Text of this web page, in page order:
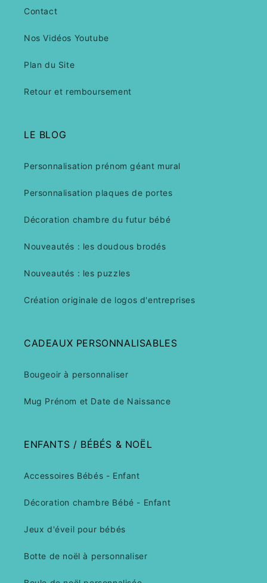
Contact
Nos Vidéos Youtube
Plan du Site
Retour et remboursement
LE BLOG
Personnalisation prénom géant mural
Personnalisation plaques de portes
Décoration chambre du futur bébé
Nouveautés : les doudous brodés
Nouveautés : les puzzles
Création originale de logos d'entreprises
CADEAUX PERSONNALISABLES
Bougeoir à personnaliser
Mug Prénom et Date de Naissance
ENFANTS / BÉBÉS & NOËL
Accessoires Bébés - Enfant
Décoration chambre Bébé - Enfant
Jeux d'éveil pour bébés
Botte de noël à personnaliser